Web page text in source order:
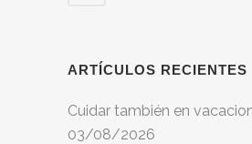
ARTÍCULOS RECIENTES
Cuidar también en
03/08/2026